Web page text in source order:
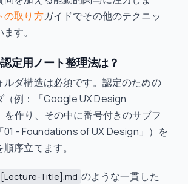
の取り方ガイドでその他のテクニッ
す。
定用ノート整理法は？
ルダ構造は必須です。認定のための
（例：「Google UX Design
作り、その中に番号付きのサブフ
01 - Foundations of UX Design」）を
序立てます。
Title].md のような一貫した